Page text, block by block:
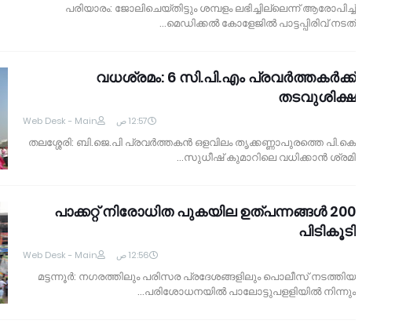
പരിയാരം: ജോലിചെയ്തിട്ടും ശമ്പളം ലഭിച്ചില്ലെന്ന് ആരോപിച്ച്
മെഡിക്കല്‍ കോളേജില്‍ പാട്ടപ്പിരിവ് നടത്…
വധശ്രമം: 6 സി.പി.എം പ്രവര്‍ത്തകര്‍ക്ക്
തടവുശിക്ഷ
Web Desk - Main 12:57 ص
തലശ്ശേരി: ബി.ജെ.പി പ്രവര്‍ത്തകന്‍ ഒളവിലം തൃക്കണ്ണാപുരത്തെ പി.കെ
സുധീഷ് കുമാറിലെ വധിക്കാന്‍ ശ്രമി…
200 പാക്കറ്റ് നിരോധിത പുകയില ഉത്പന്നങ്ങള്‍
പിടികൂടി
Web Desk - Main 12:56 ص
മട്ടന്നൂര്‍: നഗരത്തിലും പരിസര പ്രദേശങ്ങളിലും പൊലീസ് നടത്തിയ
പരിശോധനയില്‍ പാലോട്ടുപളളിയില്‍ നിന്നും…